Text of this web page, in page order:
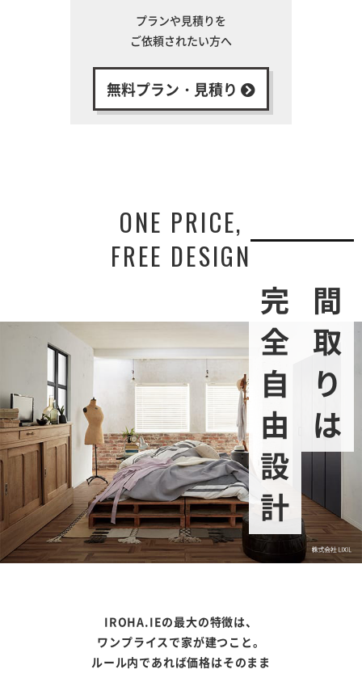
プランや見積りを
ご依頼されたい方へ
無料プラン・見積り
ONE PRICE,
FREE DESIGN
間取りは
完全自由設計
IROHA.IEの最大の特徴は、
ワンプライスで家が建つこと。
ルール内であれば価格はそのまま